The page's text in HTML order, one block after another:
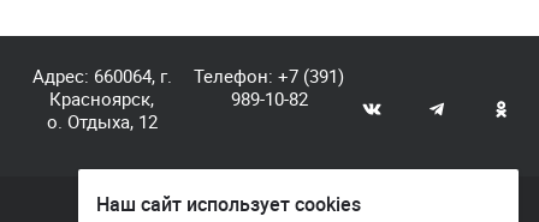
Адрес: 660064, г.
Красноярск,
о. Отдыха, 12
Телефон:+7 (391)
989-10-82
© КГАУ «Центр спортивной подготовки», 2026
Наш сайт использует cookies